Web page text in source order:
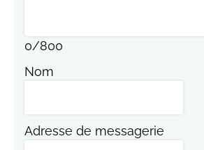
0/800
Nom
Adresse de messagerie